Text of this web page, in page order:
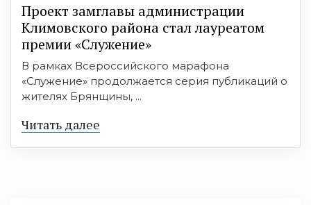
Проект замглавы администрации
Климовского района стал лауреатом
премии «Служение»
В рамках Всероссийского марафона
«Служение» продолжается серия публикаций о
жителях Брянщины, ...
Читать далее